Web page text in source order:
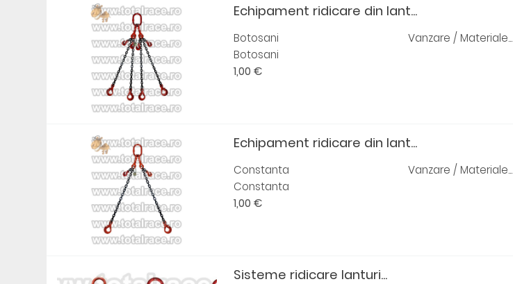
Echipament ridicare din lant...
Botosani
Botosani
1,00 €
Vanzare / Materiale...
Echipament ridicare din lant...
Constanta
Constanta
1,00 €
Vanzare / Materiale...
Sisteme ridicare lanturi...